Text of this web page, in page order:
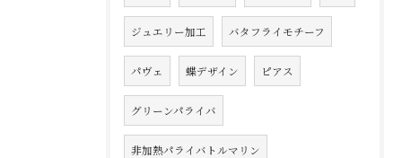
ジュエリー加工 バタフライモチーフ
パヴェ 蝶デザイン ピアス
グリーンパライバ
非加熱パライバトルマリン